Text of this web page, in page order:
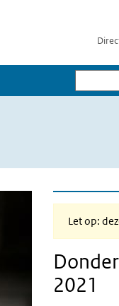
Zoeken
Let op:
2021